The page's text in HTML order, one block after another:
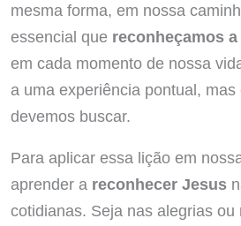
mesma forma, em nossa
essencial que reconheçamos
em cada momento de nossa
a uma experiência pontual,
devemos buscar.
Para aplicar essa lição em
aprender a reconhecer Jesus
cotidianas. Seja nas alegrias ou